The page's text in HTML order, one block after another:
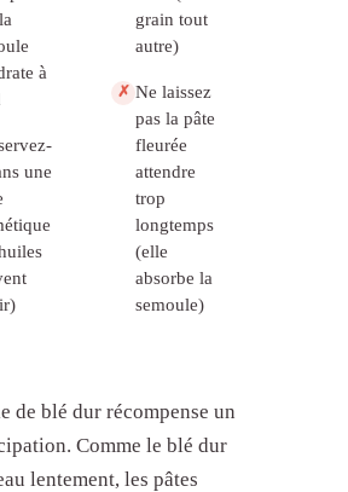
à
une
grain tout
autre)
✗ Ne laissez
pas la pâte
fleurée
attendre
trop
longtemps
(elle
absorbe la
semoule)
de blé dur récompense un
Comme le blé dur
lentement, les pâtes